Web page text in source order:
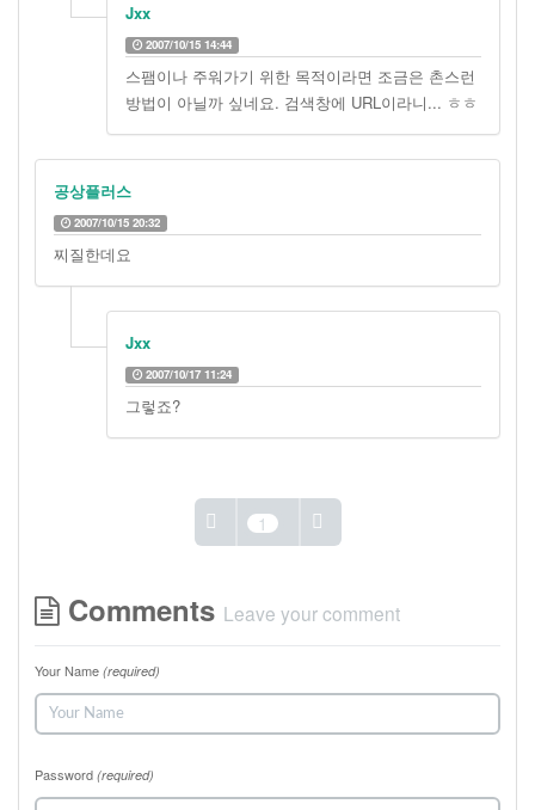
Jxx
2007/10/15 14:44
스팸이나 주워가기 위한 목적이라면 조금은 촌스런
방법이 아닐까 싶네요. 검색창에 URL이라니... ㅎㅎ
공상플러스
2007/10/15 20:32
찌질한데요
Jxx
2007/10/17 11:24
그렇죠?
1
Comments Leave your comment
Your Name (required)
Password (required)